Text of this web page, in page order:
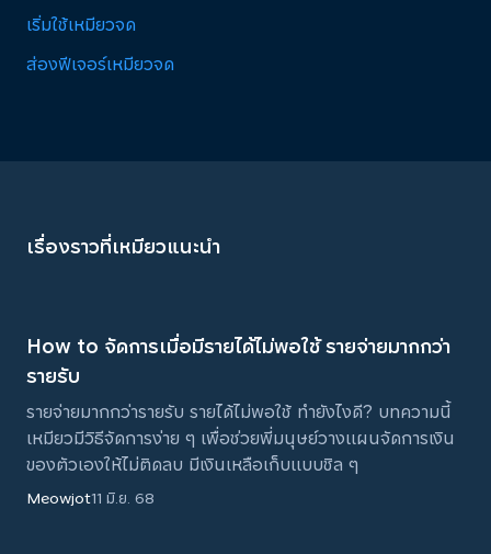
เริ่มใช้เหมียวจด
ส่องฟีเจอร์เหมียวจด
เรื่องราวที่เหมียวแนะนำ
How to จัดการเมื่อมีรายได้ไม่พอใช้ รายจ่ายมากกว่า
รายรับ
รายจ่ายมากกว่ารายรับ รายได้ไม่พอใช้ ทำยังไงดี? บทความนี้
เหมียวมีวิธีจัดการง่าย ๆ เพื่อช่วยพี่มนุษย์วางแผนจัดการเงิน
ของตัวเองให้ไม่ติดลบ มีเงินเหลือเก็บแบบชิล ๆ
Meowjot11 มิ.ย. 68